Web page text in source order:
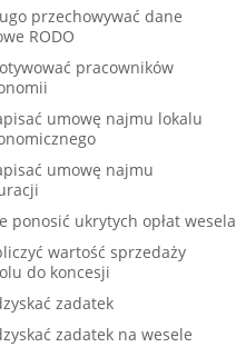
przechowywać dane
RODO
pracowników
umowę najmu lokalu
umowę najmu
ponosić ukrytych opłat wesela
wartość sprzedaży
do koncesji
zadatek
zadatek na wesele